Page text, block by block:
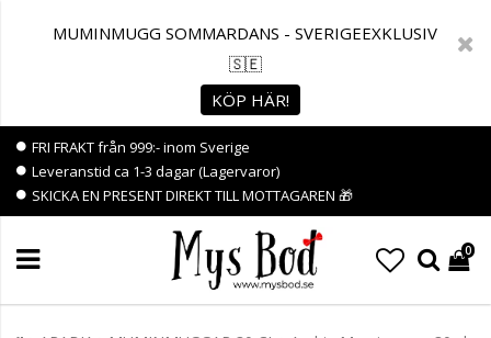
MUMINMUGG SOMMARDANS - SVERIGEEXKLUSIV
🇸🇪
KÖP HÄR!
FRI FRAKT från 999:- inom Sverige
Leveranstid ca 1-3 dagar (Lagervaror)
SKICKA EN PRESENT DIREKT TILL MOTTAGAREN 🎁
0